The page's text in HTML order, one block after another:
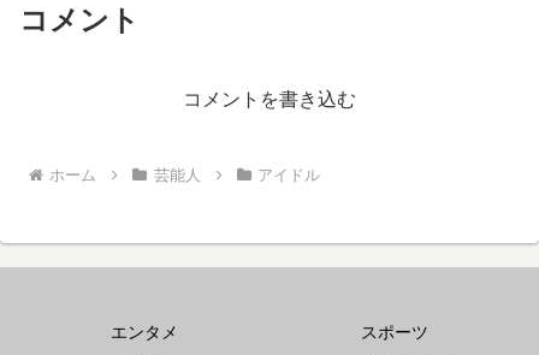
コメント
コメントを書き込む
ホーム 芸能人 アイドル
エンタメ
スポーツ